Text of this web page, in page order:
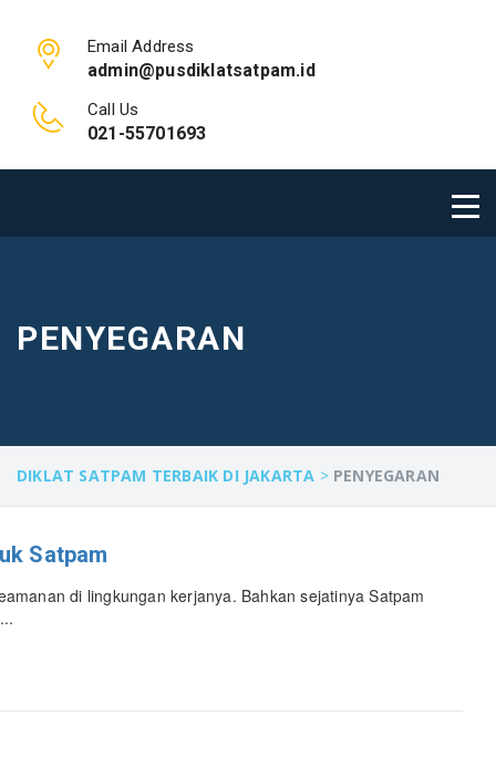
Email Address
admin@pusdiklatsatpam.id
Call Us
021-55701693
PENYEGARAN
DIKLAT SATPAM TERBAIK DI JAKARTA > PENYEGARAN
Satpam
di lingkungan kerjanya. Bahkan sejatinya Satpam